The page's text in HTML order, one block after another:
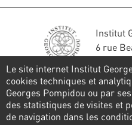
Institut
6 rue
Tél. : 01
Restons en
Le site internet Institut
cookies techniques et
Georges Pompidou ou par
des statistiques de visites et
de navigation dans les